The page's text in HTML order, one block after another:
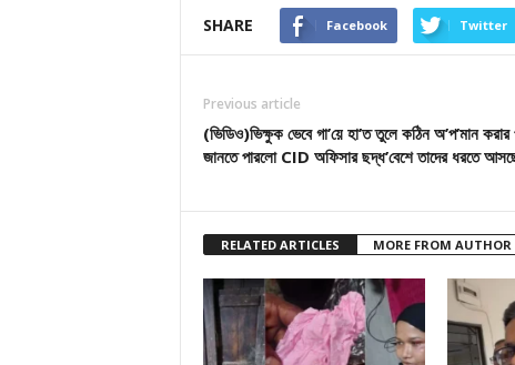
SHARE Facebook Twitter
Previous article
(ভিডিও)ভিক্ষুক ভেবে গা’য়ে হা’ত তুলে কঠিন অ’প’মান করার
জানতে পারলো CID অফিসার ছদ্ধ’বেশে তাদের ধরতে
RELATED ARTICLES MORE FROM AUTHOR